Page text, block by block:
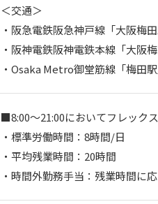
＜交通＞
・阪急電鉄阪急神戸線「大阪梅
・阪神電鉄阪神電鉄本線「大阪
・Osaka Metro御堂筋線「梅田
■8:00～21:00においてフレック
・標準労働時間：8時間/日
・平均残業時間：20時間
・時間外勤務手当：残業時間に